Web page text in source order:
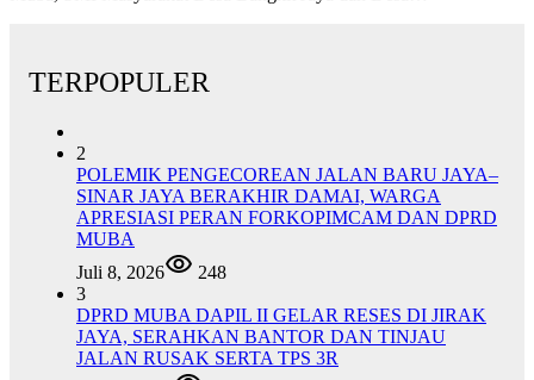
TERPOPULER
2
POLEMIK PENGECOREAN JALAN BARU JAYA–
SINAR JAYA BERAKHIR DAMAI, WARGA
APRESIASI PERAN FORKOPIMCAM DAN DPRD
MUBA
Juli 8, 2026
248
3
DPRD MUBA DAPIL II GELAR RESES DI JIRAK
JAYA, SERAHKAN BANTOR DAN TINJAU
JALAN RUSAK SERTA TPS 3R